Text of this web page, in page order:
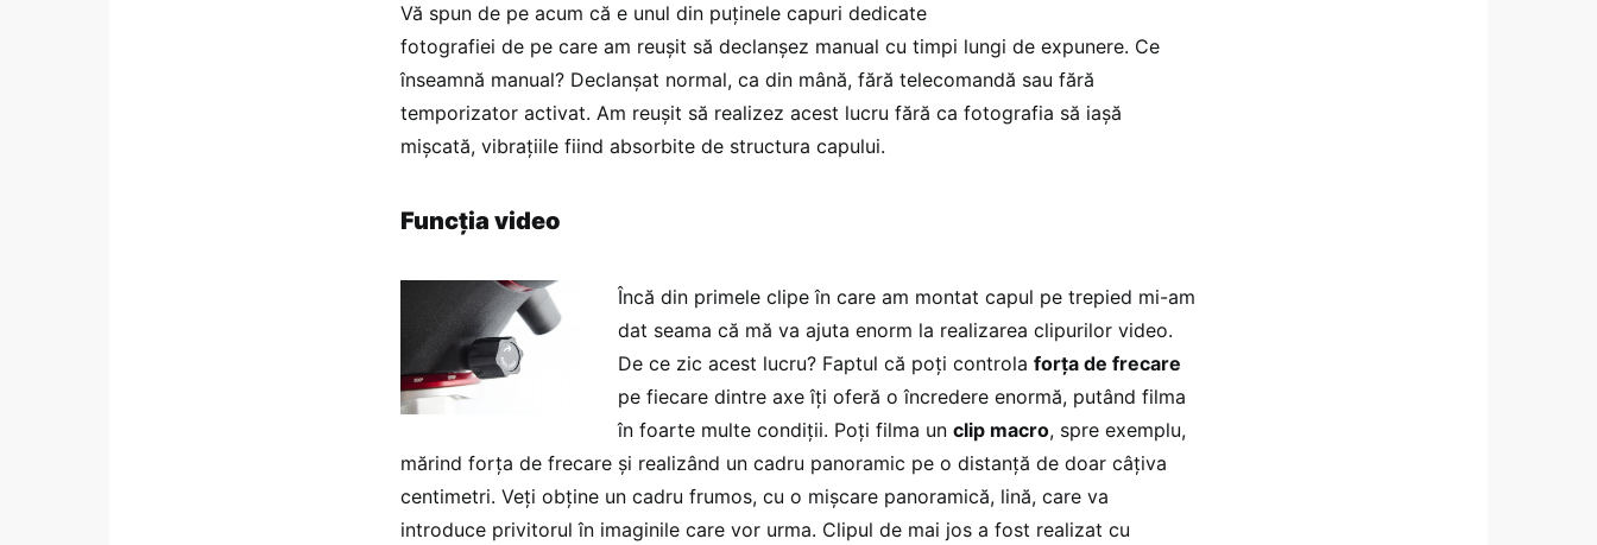
Vă spun de pe acum că e unul din puținele capuri dedicate
fotografiei de pe care am reușit să declanșez manual cu timpi lungi de expunere. Ce
înseamnă manual? Declanșat normal, ca din mână, fără telecomandă sau fără
temporizator activat. Am reușit să realizez acest lucru fără ca fotografia să iașă
mișcată, vibrațiile fiind absorbite de structura capului.
Funcția video
Încă din primele clipe în care am montat capul pe trepied mi-am
dat seama că mă va ajuta enorm la realizarea clipurilor video.
De ce zic acest lucru? Faptul că poți controla forța de frecare
pe fiecare dintre axe îți oferă o încredere enormă, putând filma
în foarte multe condiții. Poți filma un clip macro, spre exemplu,
mărind forța de frecare și realizând un cadru panoramic pe o distanță de doar câțiva
centimetri. Veți obține un cadru frumos, cu o mișcare panoramică, lină, care va
introduce privitorul în imaginile care vor urma. Clipul de mai jos a fost realizat cu